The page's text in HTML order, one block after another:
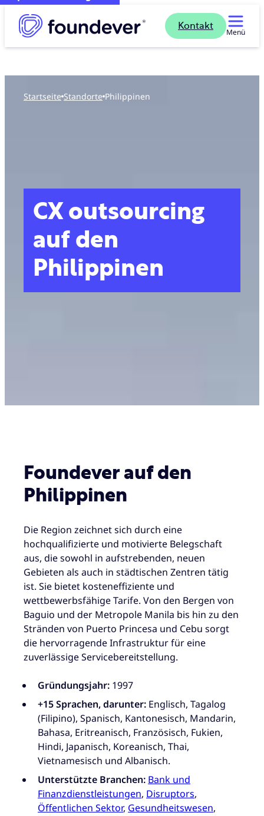
Kontakt
Menü
Startseite standorte Philippinen
CX outsourcing
auf den
Philippinen
Foundever auf den
Philippinen
Die Region zeichnet sich durch eine
hochqualifizierte und motivierte Belegschaft
aus, die sowohl in aufstrebenden, neuen
Gebieten als auch in städtischen Zentren tätig
ist. Sie bietet kosteneffiziente und
wettbewerbsfähige Tarife. Von den Bergen von
Baguio und der Metropole Manila bis hin zu den
Stränden von Puerto Princesa und Cebu sorgt
die hervorragende Infrastruktur für eine
zuverlässige Servicebereitstellung.
Gründungsjahr: 1997
+15 Sprachen, darunter: Englisch, Tagalog
(Filipino), Spanisch, Kantonesisch, Mandarin,
Bahasa, Eritreanisch, Französisch, Fukien,
Hindi, Japanisch, Koreanisch, Thai,
Vietnamesisch und Albanisch.
Unterstützte Branchen: Bank und
Finanzdienstleistungen, Disruptors,
Öffentlichen Sektor, Gesundheitswesen,